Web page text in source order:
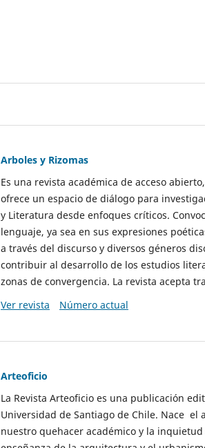
Arboles y Rizomas
Es una revista académica de acceso
ofrece un espacio de diálogo para
y Literatura desde enfoques críticos.
lenguaje, ya sea en sus expresiones
a través del discurso y diversos géneros
contribuir al desarrollo de los estudios
zonas de convergencia. La revista acepta
Ver revista
Número actual
Arteoficio
La Revista Arteoficio es una publicación
Universidad de Santiago de Chile. Nace
nuestro quehacer académico y la